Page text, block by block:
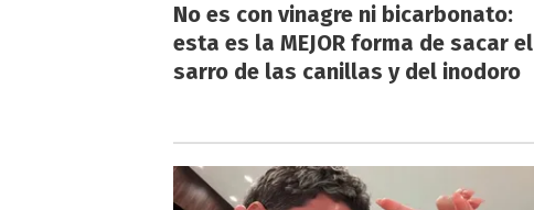
No es con vinagre ni bicarbonato:
esta es la MEJOR forma de sacar el
sarro de las canillas y del inodoro